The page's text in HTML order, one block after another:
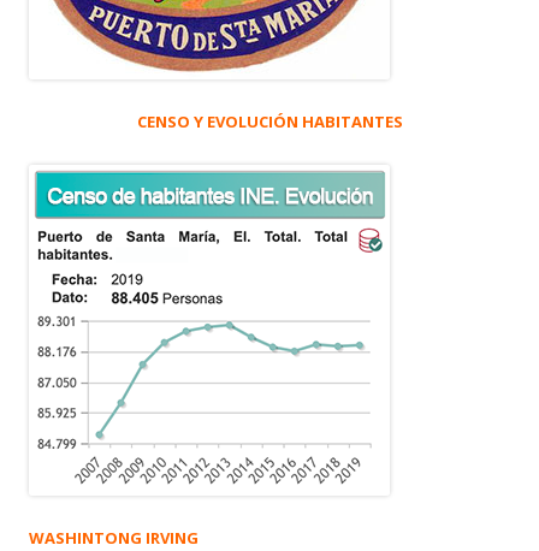
CENSO Y EVOLUCIÓN HABITANTES
WASHINTONG IRVING